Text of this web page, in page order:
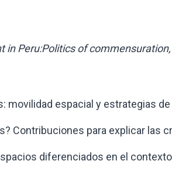
in Peru:Politics of
espacial y estrategias
para explicar las
diferenciados en el contexto